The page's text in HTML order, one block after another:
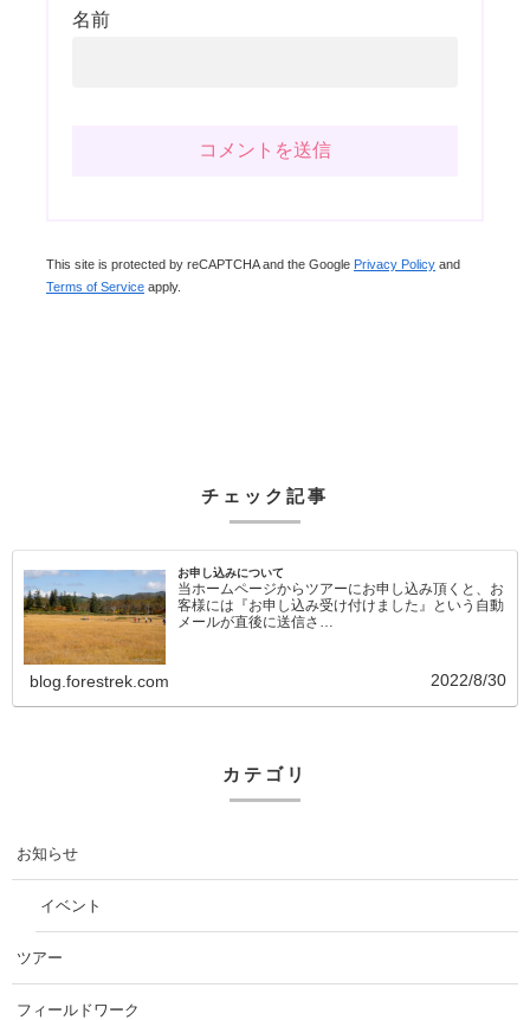
名前
This site is protected by reCAPTCHA and the Google Privacy Policy and
Terms of Service apply.
チェック記事
お申し込みについて
当ホームページからツアーにお申し込み頂くと、お
客様には『お申し込み受け付けました』という自動
メールが直後に送信さ…
blog.forestrek.com 2022/8/30
カテゴリ
お知らせ
イベント
ツアー
フィールドワーク